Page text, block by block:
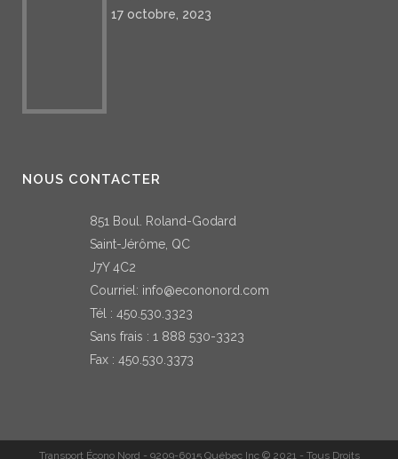
17 octobre, 2023
NOUS CONTACTER
851 Boul. Roland-Godard
Saint-Jérôme, QC
J7Y 4C2
Courriel: info@econonord.com
Tél : 450.530.3323
Sans frais : 1 888 530-3323
Fax : 450.530.3373
Transport Écono Nord - 9209-6015 Québec Inc © 2021 - Tous Droits